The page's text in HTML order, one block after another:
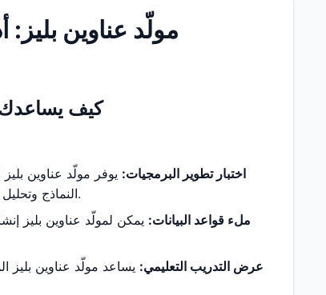
مولّد عناوين بليز:
كيف يساعدك
اختبار تطوير البرمجيات: يوفر مولّد عناوين
النماذج وتحليل العناوين والتحقق من الهوية والاختبارات الوظيفية الأخرى دون إدخال معلومات حقيقية يدويًا.
ملء قواعد البيانات: يمكن لمولّد عناوين بليز
عرض التدريب التعليمي: يساعد مولّد عناوين بليز